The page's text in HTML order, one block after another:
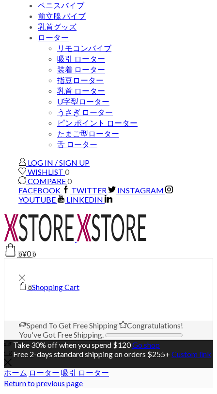
ペニスバイブ
前立腺 バイブ
乳首グッズ
ローター
リモコンバイブ
吸引 ローター
装着 ローター
指豆ローター
乳首 ローター
U字型ローター
うさぎ ローター
ピン ポイント ローター
たまご型ローター
舌 ローター
LOG IN / SIGN UP
WISHLIST 0
COMPARE0
FACEBOOK
TWITTER
INSTAGRAM
YOUTUBE
LINKEDIN
0¥0 0
0Shopping Cart
Spend To Get Free Shipping
Congratulations!
You've Got Free Shipping.
Take 30% off when you spend $120Go shop
Free 2-days standard shipping on orders $255+ Custom link
ホーム ローター 吸引 ローター
Return to previous page